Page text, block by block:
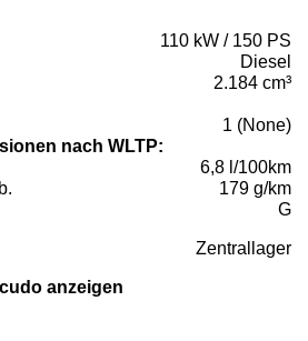
110 kW / 150 PS
Diesel
2.184 cm³
1 (None)
nach WLTP:
6,8 l/100km
179 g/km
G
Zentrallager
anzeigen